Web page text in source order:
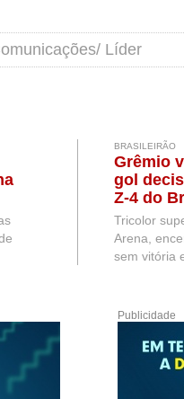
Líder
BRASILEIRÃO
Grêmio
gol
Z-4 do
Tricolor
Arena,
sem vitória
Publicidade